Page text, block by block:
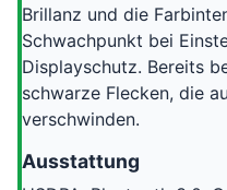
Brillanz und die
Schwachpunkt bei
Displayschutz. Bereits
schwarze Flecken, die
verschwinden.
Ausstattung